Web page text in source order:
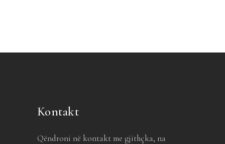
Kontakt
Qëndroni në kontakt me gjithçka, na